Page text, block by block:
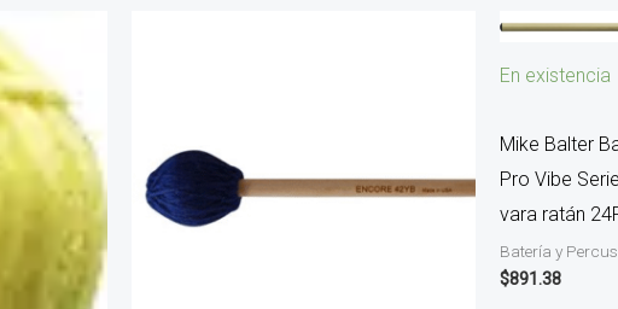
En existencia
Mike Balter
Pro Vibe
vara ratán
Batería y
$891.38